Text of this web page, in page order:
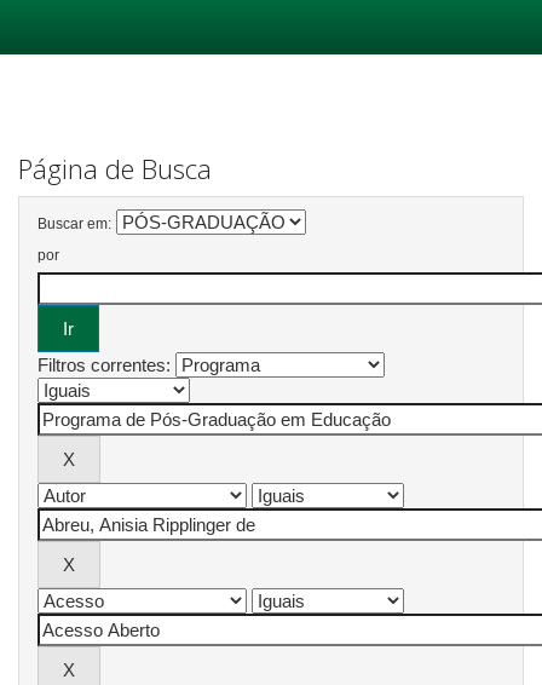
Página de Busca
Buscar em:
por
Filtros correntes: